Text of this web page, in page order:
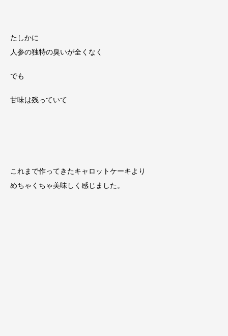
たしかに
人参の独特の臭いが全くなく
でも
甘味は残っていて
これまで作ってきたキャロットケーキより
めちゃくちゃ美味しく感じました。